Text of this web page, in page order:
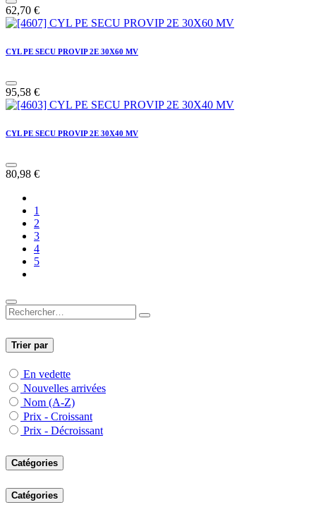
62,70 €
CYL PE SECU PROVIP 2E 30X60 MV
95,58 €
CYL PE SECU PROVIP 2E 30X40 MV
80,98 €
1
2
3
4
5
Trier par
En vedette
Nouvelles arrivées
Nom (A-Z)
Prix - Croissant
Prix - Décroissant
Catégories
Catégories